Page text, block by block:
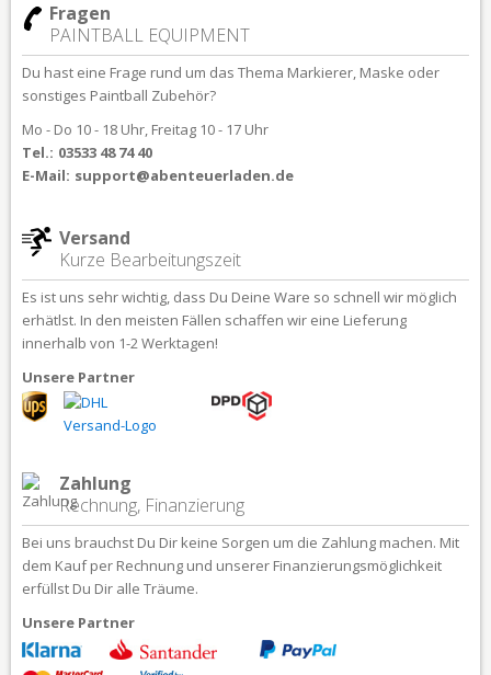
Fragen
PAINTBALL EQUIPMENT
Du hast eine Frage rund um das Thema Markierer, Maske oder
sonstiges Paintball Zubehör?
Mo - Do 10 - 18 Uhr, Freitag 10 - 17 Uhr
Tel.: 03533 48 74 40
E-Mail: support@abenteuerladen.de
Versand
Kurze Bearbeitungszeit
Es ist uns sehr wichtig, dass Du Deine Ware so schnell wir möglich
erhätlst. In den meisten Fällen schaffen wir eine Lieferung
innerhalb von 1-2 Werktagen!
Unsere Partner
Zahlung
Rechnung, Finanzierung
Bei uns brauchst Du Dir keine Sorgen um die Zahlung machen. Mit
dem Kauf per Rechnung und unserer Finanzierungsmöglichkeit
erfüllst Du Dir alle Träume.
Unsere Partner